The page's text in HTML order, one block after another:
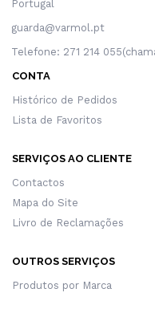
Portugal
guarda@varmol.pt
Telefone: 271 214
CONTA
Histórico de Pedidos
Lista de Favoritos
SERVIÇOS AO CLIENTE
Contactos
Mapa do Site
Livro de Reclamações
OUTROS SERVIÇOS
Produtos por Marca